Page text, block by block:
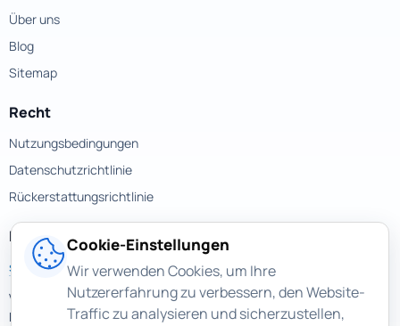
Über uns
Blog
Sitemap
Recht
Nutzungsbedingungen
Datenschutzrichtlinie
Rückerstattungsrichtlinie
Kontakte
support@magicuneraser.com
Velyka Vasylkivska street, 77a
Kyiv, Ukraine
Cookie-Einstellungen
Wir verwenden Cookies, um Ihre
Nutzererfahrung zu verbessern, den Website-
Traffic zu analysieren und sicherzustellen,